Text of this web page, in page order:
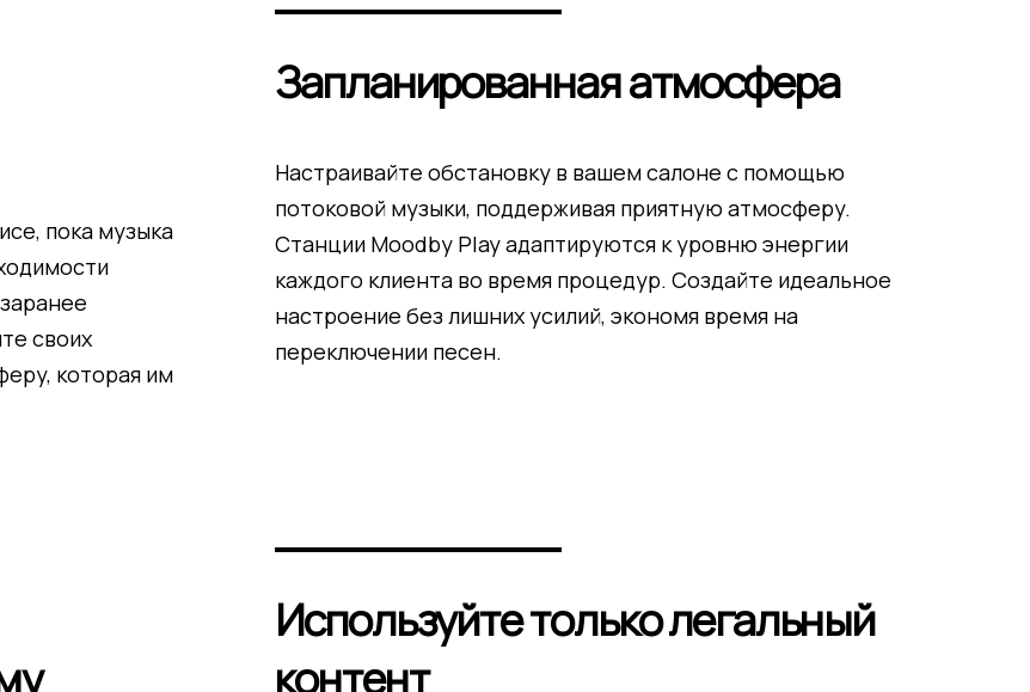
пока музыка
своих
которая им
Запланированная атмосфера
Настраивайте обстановку в вашем салоне с помощью
потоковой музыки, поддерживая приятную атмосферу.
Станции Moodby Play адаптируются к уровню энергии
каждого клиента во время процедур. Создайте идеальное
настроение без лишних усилий, экономя время на
переключении песен.
Используйте только легальный
контент